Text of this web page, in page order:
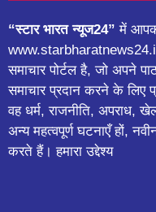
“स्टार भारत न्यूज24” में
समाचार पोर्टल है, जो अपने
समाचार प्रदान करने के लिए
वह धर्म, राजनीति, अपराध,
अन्य महत्वपूर्ण घटनाएँ हों,
करते हैं। हमारा उद्देश्य